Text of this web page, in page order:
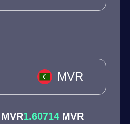
MVR
1.60714 MVR